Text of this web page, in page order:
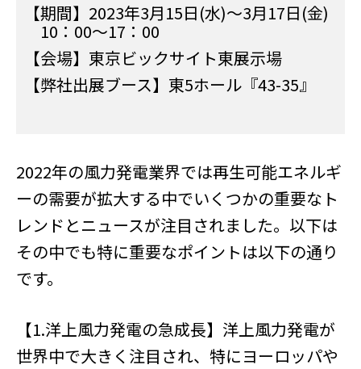
【期間】2023年3月15日(水)～3月17日(金)
10：00～17：00
【会場】東京ビックサイト東展示場
【弊社出展ブース】東5ホール『43-35』
2022年の風力発電業界では再生可能エネルギ
ーの需要が拡大する中でいくつかの重要なト
レンドとニュースが注目されました。以下は
その中でも特に重要なポイントは以下の通り
です。
【1.洋上風力発電の急成長】洋上風力発電が
世界中で大きく注目され、特にヨーロッパや